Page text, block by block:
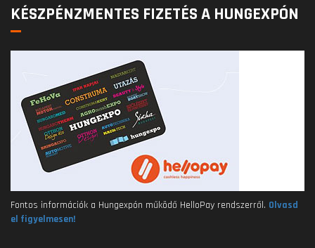
KÉSZPÉNZMENTES FIZETÉS A HUNGEXPÓN
Fontos információk a Hungexpón működő HelloPay rendszerről. Olvasd
el figyelmesen!